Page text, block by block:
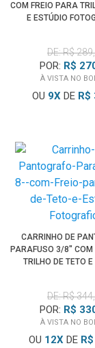
COM FREIO PARA
E ESTÚDIO
DE: R$
POR: R$
À VISTA NO
OU 9XDE R$
CARRINHO DE
PARAFUSO 3/8" COM
TRILHO DE TETO
DE: R$
POR: R$
À VISTA NO
OU 12X DE